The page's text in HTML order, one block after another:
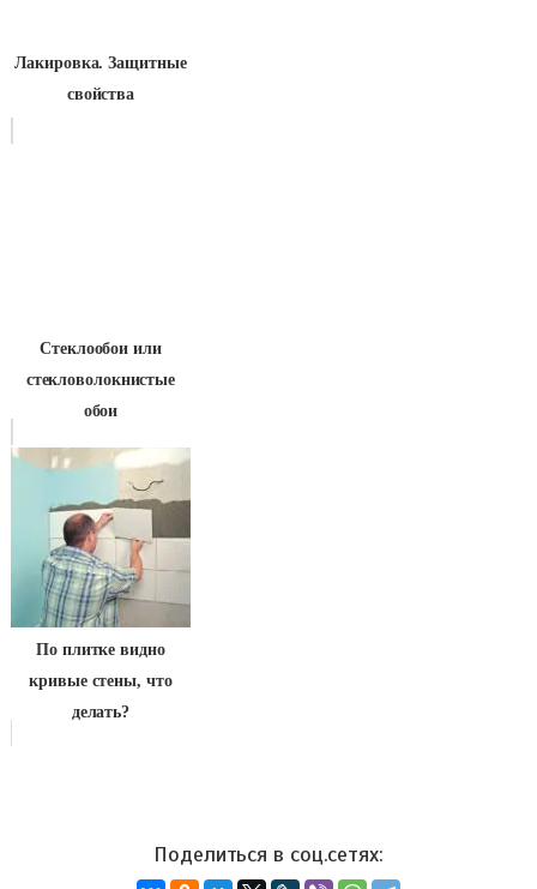
Лакировка. Защитные
свойства
Стеклообои или
стекловолокнистые
обои
По плитке видно
кривые стены, что
делать?